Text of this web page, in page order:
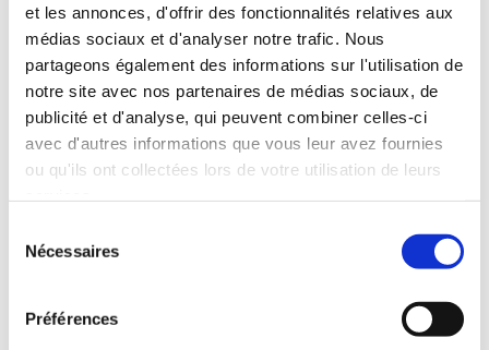
et les annonces, d'offrir des fonctionnalités relatives aux
médias sociaux et d'analyser notre trafic. Nous
partageons également des informations sur l'utilisation de
notre site avec nos partenaires de médias sociaux, de
publicité et d'analyse, qui peuvent combiner celles-ci
avec d'autres informations que vous leur avez fournies
ou qu'ils ont collectées lors de votre utilisation de leurs
Nécessaires
Préférences
qui est préparé de différentes manières : riz en
cocotte avec de la viande et des légumes, avec du
poisson ou des fruits de mer. Les « suquets » de
poisson et les conserves d'escargots sont
également typiques. Vous pouvez goûter à la
cuisine d'Arròs de Pals dans l'un des restaurants de
l'hôtel : aurestaurant Golf de Pals,Aquamare o